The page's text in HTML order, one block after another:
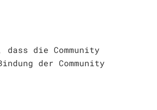
die Community
der Community